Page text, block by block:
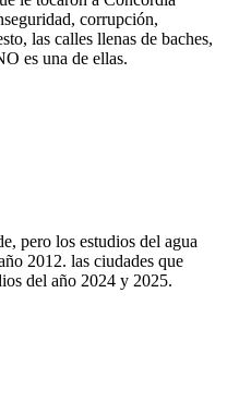
corrupción,
las calles llenas de baches,
es una de ellas.
pero los estudios del agua
2012. las ciudades que
del año 2024 y 2025.